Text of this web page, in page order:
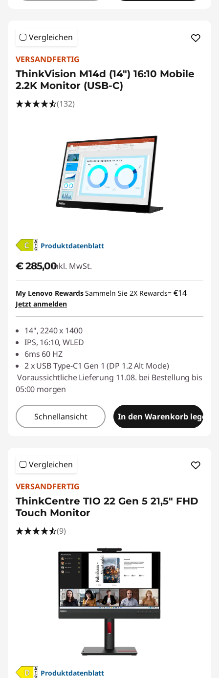
Vergleichen
VERSANDFERTIG
ThinkVision M14d (14") 16:10 Mobile
2.2K Monitor (USB-C)
(132)
Produktdatenblatt
€ 285,00Inkl. MwSt.
My Lenovo RewardsSammeln Sie 2X Rewards= €14
Jetzt anmelden
14", 2240 x 1400
IPS, 16:10, WLED
6ms 60 HZ
2 x USB Type-C1 Gen 1 (DP 1.2 Alt Mode)
Voraussichtliche Lieferung 11.08. bei Bestellung bis
05:00 morgen
Schnellansicht In den Warenkorb legen
Vergleichen
VERSANDFERTIG
ThinkCentre TIO 22 Gen 5 21,5" FHD
Touch Monitor
(9)
Produktdatenblatt